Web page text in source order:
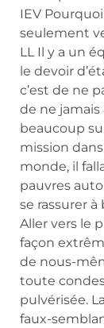
IEV
seulement
LL Il y a un
le devoir
c’est de ne
de ne jamais
beaucoup
mission
monde, il
pauvres
se rassurer
Aller vers le
façon
de nous-
toute
pulvérisée.
faux-